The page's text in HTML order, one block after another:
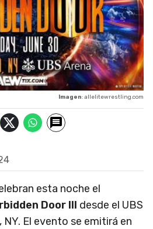
Imagen: allelitewrestling.com
esta noche el
Door III desde el UBS
El evento se emitirá en